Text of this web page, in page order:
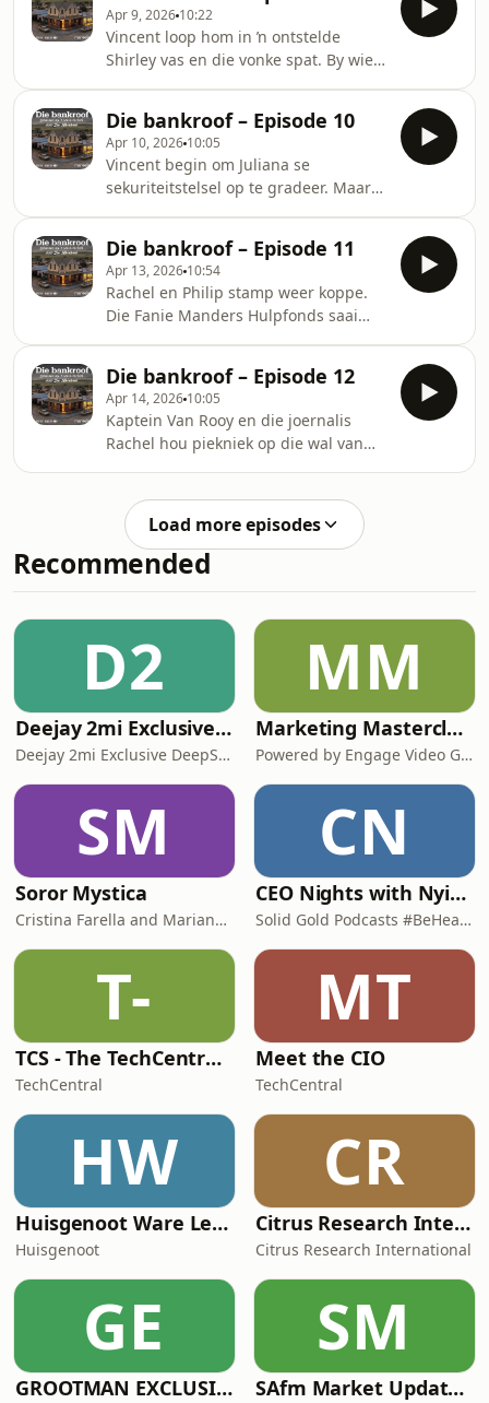
Hulpfonds en die moord op Fanie
Manders enige verband met mekaar?
Apr 9, 2026 10:22
Vincent loop hom in ŉ ontstelde
Shirley vas en die vonke spat. By wie
staan.
Die bankroof – Episode 10
Apr 10, 2026 10:05
Vincent begin om Juliana se
sekuriteitstelsel op te gradeer. Maar
moet inderhaas haar afsprake
kortknip en terugjaag huis toe … en
kry ŉ skok.
Die bankroof – Episode 11
Apr 13, 2026 10:54
Rachel en Philip stamp weer koppe.
Die Fanie Manders Hulpfonds saai
werklikheid word al spat die vonke.
Die bankroof – Episode 12
Apr 14, 2026 10:05
Kaptein Van Rooy en die joernalis
Rachel hou piekniek op die wal van
ongevraagd hulp aan om te probeer
verseker die Fanie Manders
Hulpfonds word ŉ werklikheid.
Load more episodes
Recommended
D2
Deejay 2mi Exclusive DeepSoul Mix
Deejay 2mi Exclusive DeepSoul Mix
MM
Marketing Masterclasses
Powered by Engage Video Group
SM
Soror Mystica
Cristina Farella and Mariana Louis
CN
CEO Nights with Nyimpini
Solid Gold Podcasts #BeHeard
T-
TCS - The TechCentral Show
TechCentral
MT
Meet the CIO
TechCentral
HW
Huisgenoot Ware Lewensdramas
Huisgenoot
CR
Citrus Research International (CRI) Podcast
Citrus Research International
GE
GROOTMAN EXCLUSIVE MIXTAPES
SM
SAfm Market Update with Moneyweb